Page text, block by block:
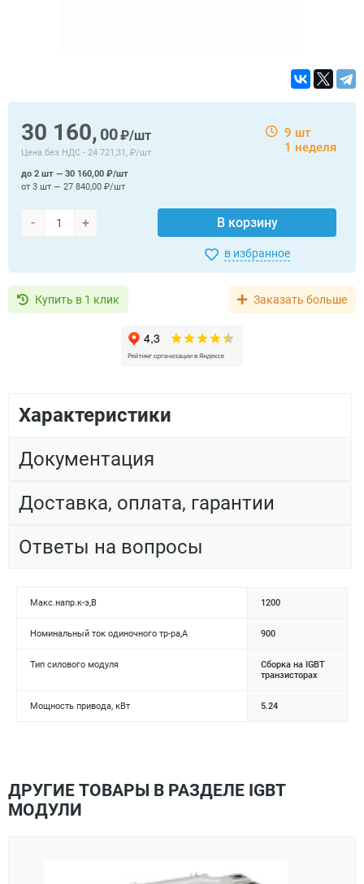
30 160, 00₽/шт
Цена без НДС - 24 721,31, ₽/шт
9 шт
1 неделя
- + В корзину
до 2 шт — 30 160,00 ₽/шт
от 3 шт — 27 840,00 ₽/шт
в избранное
Купить в 1 клик Заказать больше
Характеристики
Документация
Доставка, оплата, гарантии
Ответы на вопросы
Макс.напр.к-э,В 1200
Номинальный ток одиночного тр-ра,А 900
Тип силового модуля
Сборка на IGBT
транзисторах
Мощность привода, кВт 5.24
ДРУГИЕ ТОВАРЫ В РАЗДЕЛЕ IGBT
МОДУЛИ